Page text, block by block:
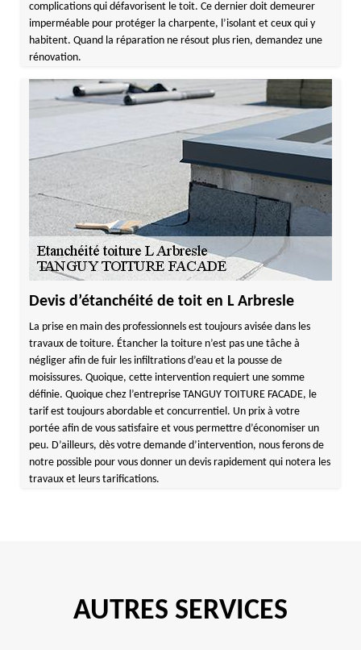
complications qui défavorisent le toit. Ce dernier doit demeurer
imperméable pour protéger la charpente, l’isolant et ceux qui y
habitent. Quand la réparation ne résout plus rien, demandez une
rénovation.
Devis d’étanchéité de toit en L Arbresle
La prise en main des professionnels est toujours avisée dans les
travaux de toiture. Étancher la toiture n’est pas une tâche à
négliger afin de fuir les infiltrations d’eau et la pousse de
moisissures. Quoique, cette intervention requiert une somme
définie. Quoique chez l’entreprise TANGUY TOITURE FACADE, le
tarif est toujours abordable et concurrentiel. Un prix à votre
portée afin de vous satisfaire et vous permettre d’économiser un
peu. D’ailleurs, dès votre demande d’intervention, nous ferons de
notre possible pour vous donner un devis rapidement qui notera les
travaux et leurs tarifications.
AUTRES SERVICES